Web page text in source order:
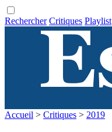
Rechercher Critiques Playlist
Accueil > Critiques > 2019